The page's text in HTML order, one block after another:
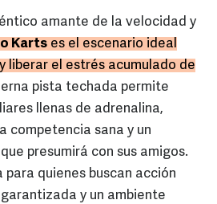
amante de la velocidad y
Karts es el escenario ideal
liberar el estrés acumulado de
pista techada permite
llenas de adrenalina,
competencia sana y un
presumirá con sus amigos.
para quienes buscan acción
y un ambiente